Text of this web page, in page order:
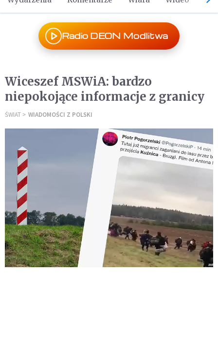
Radio DEON Modlitwa
Wiceszef MSWiA: bardzo
niepokojące informacje z granicy
ŚWIAT WIADOMOŚCI Z POLSKI